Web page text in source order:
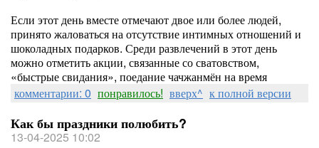
Если этот день вместе отмечают двое или более людей,
принято жаловаться на отсутствие интимных отношений и
шоколадных подарков. Среди развлечений в этот день
можно отметить акции, связанные со сватовством,
«быстрые свидания», поедание чачжанмён на время
комментарии: 0 понравилось! вверх^ к полной версии
Как бы праздники полюбить?
13-04-2025 10:02